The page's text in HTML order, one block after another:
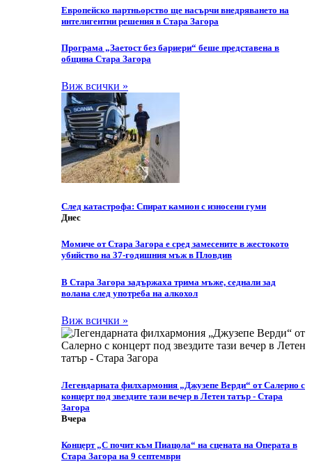
Европейско партньорство ще насърчи внедряването на
интелигентни решения в Стара Загора
Програма „Заетост без бариери“ беше представена в
община Стара Загора
Виж всички »
След катастрофа: Спират камион с износени гуми
Днес
Момиче от Стара Загора е сред замесените в жестокото
убийство на 37-годишния мъж в Пловдив
В Стара Загора задържаха трима мъже, седнали зад
волана след употреба на алкохол
Виж всички »
Легендарната филхармония „Джузепе Верди“ от Салерно с
концерт под звездите тази вечер в Летен татър - Стара
Загора
Вчера
Концерт „С почит към Пиацола“ на сцената на Операта в
Стара Загора на 9 септември